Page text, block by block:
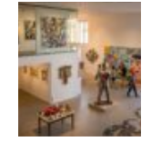
Adresse email*
Nom